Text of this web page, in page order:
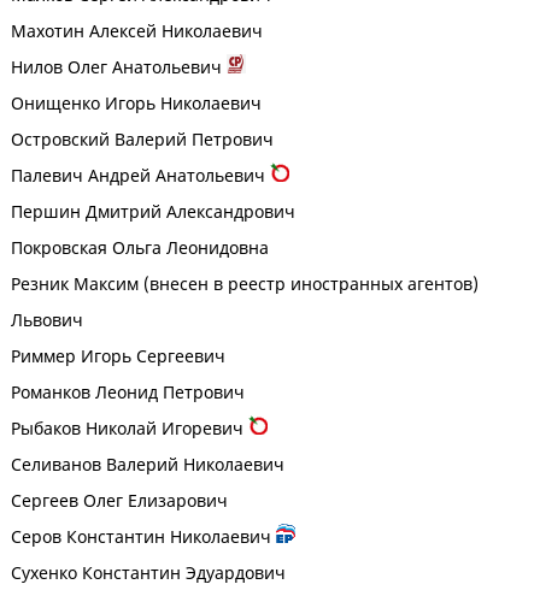
Махотин Алексей Николаевич
Нилов Олег Анатольевич
Онищенко Игорь Николаевич
Островский Валерий Петрович
Палевич Андрей Анатольевич
Першин Дмитрий Александрович
Покровская Ольга Леонидовна
Резник Максим (внесен в реестр иностранных агентов)
Львович
Риммер Игорь Сергеевич
Романков Леонид Петрович
Рыбаков Николай Игоревич
Селиванов Валерий Николаевич
Сергеев Олег Елизарович
Серов Константин Николаевич
Сухенко Константин Эдуардович